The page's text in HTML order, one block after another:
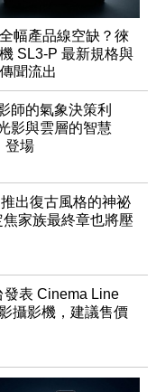
幅產品線空缺？徠
SL3-P 最新規格與
聞流出
師的氣象決策利
影與雲層的智慧
登場
出復古風格的神祕
家族最終章也將壓
發表 Cinema Line
攝影機，建議售價